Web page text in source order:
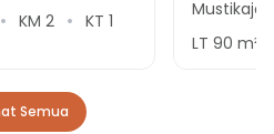
KM 2 KT 1
LT 90 m²
Semua